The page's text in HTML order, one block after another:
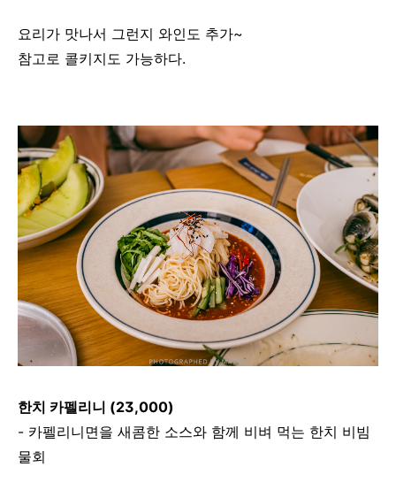
요리가 맛나서 그런지 와인도 추가~
참고로 콜키지도 가능하다.
한치 카펠리니 (23,000)
- 카펠리니면을 새콤한 소스와 함께 비벼 먹는 한치 비빔
물회